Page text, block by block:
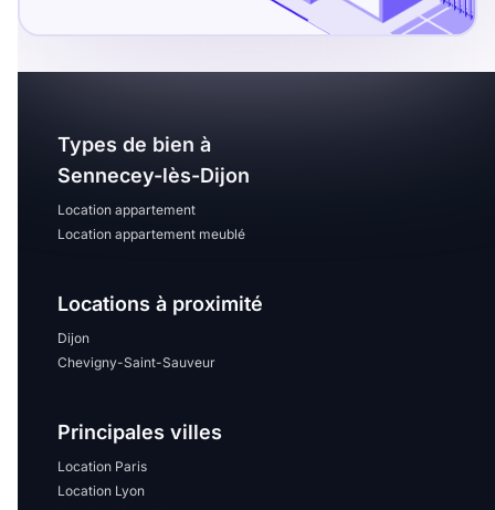
chambres
disponibles
Espaces additionnels
Sélectionner...
Équipements des parties
Local à vélo
Types de bien à
Sennecey-lès-Dijon
Location appartement
Location appartement meublé
Locations à proximité
Dijon
Chevigny-Saint-Sauveur
Principales villes
Location Paris
Location Lyon